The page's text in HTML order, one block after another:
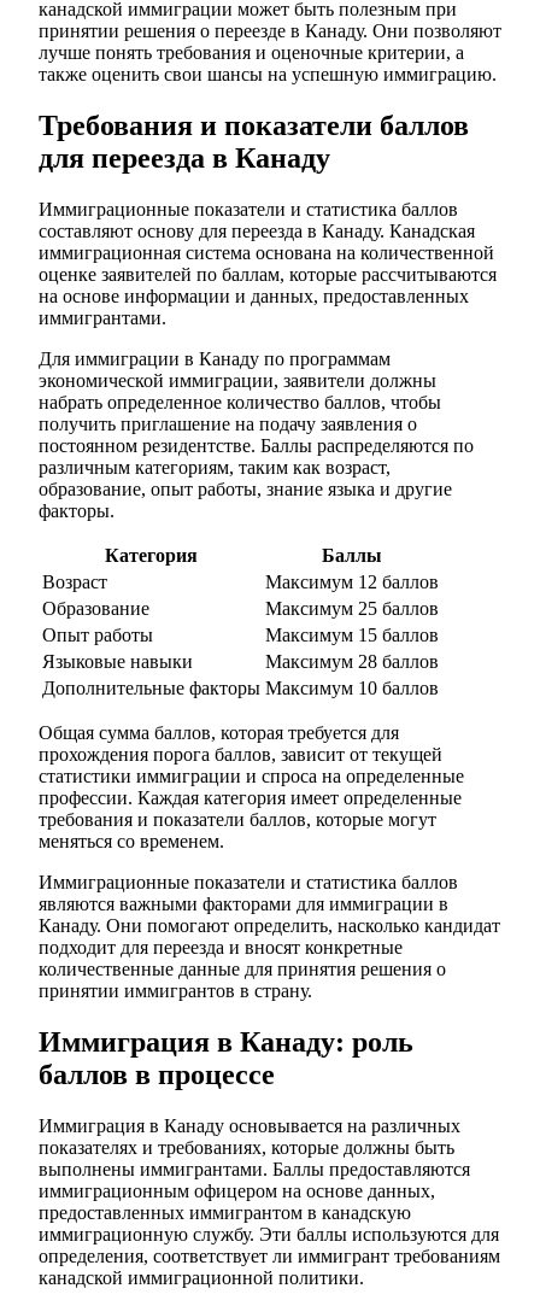
канадской иммиграции может быть полезным при
принятии решения о переезде в Канаду. Они позволяют
лучше понять требования и оценочные критерии, а
также оценить свои шансы на успешную иммиграцию.
Требования и показатели баллов
для переезда в Канаду
Иммиграционные показатели и статистика баллов
составляют основу для переезда в Канаду. Канадская
иммиграционная система основана на количественной
оценке заявителей по баллам, которые рассчитываются
на основе информации и данных, предоставленных
иммигрантами.
Для иммиграции в Канаду по программам
экономической иммиграции, заявители должны
набрать определенное количество баллов, чтобы
получить приглашение на подачу заявления о
постоянном резидентстве. Баллы распределяются по
различным категориям, таким как возраст,
образование, опыт работы, знание языка и другие
факторы.
Категория
Баллы
Возраст
Максимум 12 баллов
Образование
Максимум 25 баллов
Опыт работы
Максимум 15 баллов
Языковые навыки
Максимум 28 баллов
Дополнительные факторы Максимум 10 баллов
Общая сумма баллов, которая требуется для
прохождения порога баллов, зависит от текущей
статистики иммиграции и спроса на определенные
профессии. Каждая категория имеет определенные
требования и показатели баллов, которые могут
меняться со временем.
Иммиграционные показатели и статистика баллов
являются важными факторами для иммиграции в
Канаду. Они помогают определить, насколько кандидат
подходит для переезда и вносят конкретные
количественные данные для принятия решения о
принятии иммигрантов в страну.
Иммиграция в Канаду: роль
баллов в процессе
Иммиграция в Канаду основывается на различных
показателях и требованиях, которые должны быть
выполнены иммигрантами. Баллы предоставляются
иммиграционным офицером на основе данных,
предоставленных иммигрантом в канадскую
иммиграционную службу. Эти баллы используются для
определения, соответствует ли иммигрант требованиям
канадской иммиграционной политики.